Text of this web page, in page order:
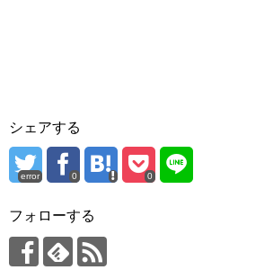
シェアする
error 0 0
フォローする